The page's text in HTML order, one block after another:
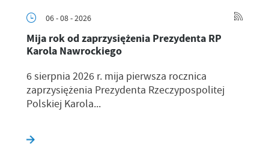
06 - 08 - 2026
Mija rok od zaprzysiężenia Prezydenta RP
Karola Nawrockiego
6 sierpnia 2026 r. mija pierwsza rocznica
zaprzysiężenia Prezydenta Rzeczypospolitej
Polskiej Karola...